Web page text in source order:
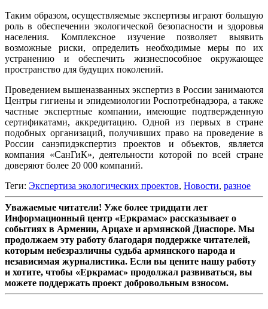
Таким образом, осуществляемые экспертизы играют большую
роль в обеспечении экологической безопасности и здоровья
населения. Комплексное изучение позволяет выявить
возможные риски, определить необходимые меры по их
устранению и обеспечить жизнеспособное окружающее
пространство для будущих поколений.
Проведением вышеназванных экспертиз в России занимаются
Центры гигиены и эпидемиологии Роспотребнадзора, а также
частные экспертные компании, имеющие подтвержденную
сертификатами, аккредитацию. Одной из первых в стране
подобных организаций, получивших право на проведение в
России санэпидэкспертиз проектов и объектов, является
компания «СанГиК», деятельности которой по всей стране
доверяют более 20 000 компаний.
Теги: ​Экспертиза экологических проектов, Новости, разное
Уважаемые читатели! Уже более тридцати лет
Информационный центр «Еркрамас» рассказывает о
событиях в Армении, Арцахе и армянской Диаспоре. Мы
продолжаем эту работу благодаря поддержке читателей,
которым небезразличны судьба армянского народа и
независимая журналистика. Если вы цените нашу работу
и хотите, чтобы «Еркрамас» продолжал развиваться, вы
можете поддержать проект добровольным взносом.